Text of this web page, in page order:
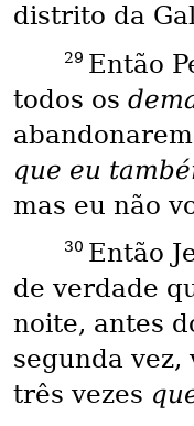
distrito da
29 Então
todos os
que eu
mas eu não
30 Então
de verdade
noite, antes
segunda vez,
três vezes